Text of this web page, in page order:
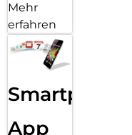
Mehr
erfahren
Smartphone
App